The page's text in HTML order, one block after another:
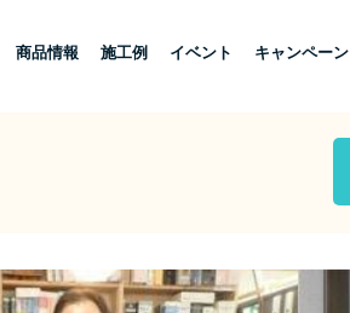
商品情報 施工例 イベント キャンペーン